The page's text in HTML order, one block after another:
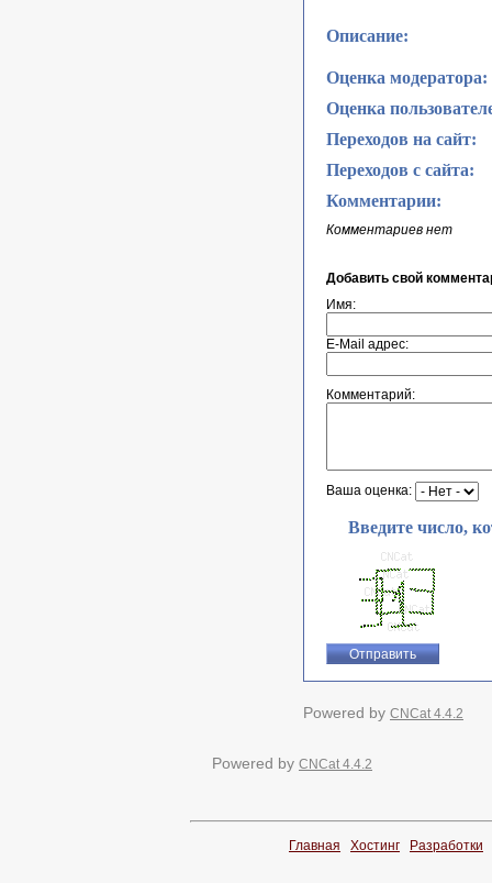
Описание:
Оценка модератора:
Оценка
Переходов на сайт:
Переходов с сайта:
Комментарии:
Комментариев нет
Добавить свой
Имя:
E-Mail адрес:
Комментарий:
Ваша оценка:
Введите число,
Powered by CNCat 4.4.2
Powered by CNCat 4.4.2
Главная Хостинг Разработки